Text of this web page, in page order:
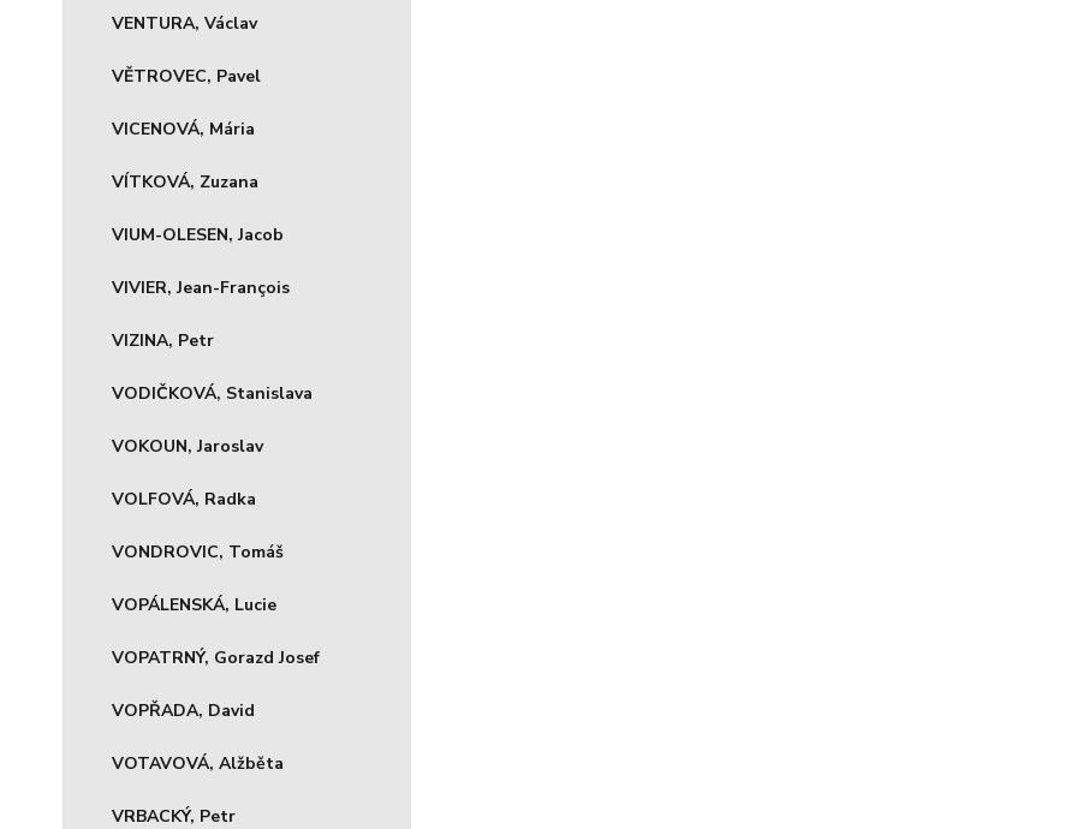
VENTURA, Václav
VĚTROVEC, Pavel
VICENOVÁ, Mária
VÍTKOVÁ, Zuzana
VIUM-OLESEN, Jacob
VIVIER, Jean-François
VIZINA, Petr
VODIČKOVÁ, Stanislava
VOKOUN, Jaroslav
VOLFOVÁ, Radka
VONDROVIC, Tomáš
VOPÁLENSKÁ, Lucie
VOPATRNÝ, Gorazd Josef
VOPŘADA, David
VOTAVOVÁ, Alžběta
VRBACKÝ, Petr